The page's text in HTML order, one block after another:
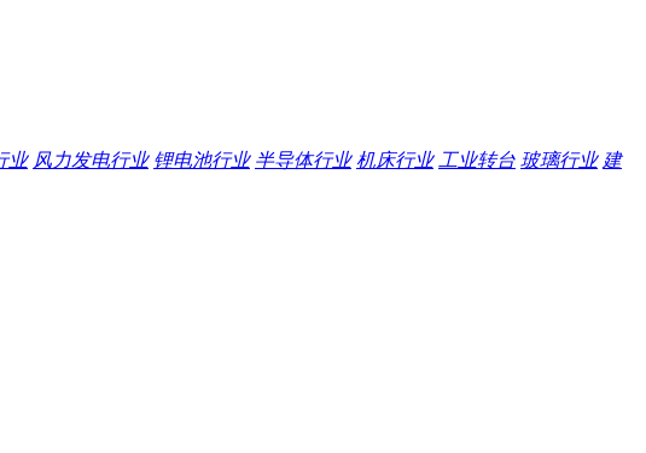
业 风力发电行业 锂电池行业 半导体行业 机床行业 工业转台 玻璃行业 建